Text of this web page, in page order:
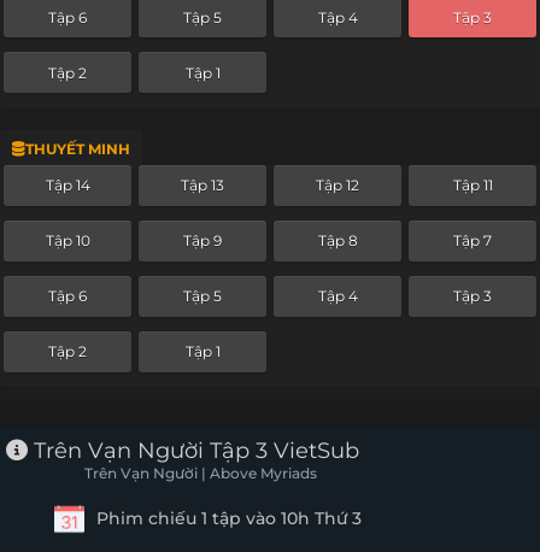
Tập 6 Tập 5 Tập 4 Tập 3
Tập 2 Tập 1
THUYẾT MINH
Tập 14 Tập 13 Tập 12 Tập 11
Tập 10 Tập 9 Tập 8 Tập 7
Tập 6 Tập 5 Tập 4 Tập 3
Tập 2 Tập 1
Trên Vạn Người Tập 3 VietSub
Trên Vạn Người | Above Myriads
Phim chiếu 1 tập vào 10h Thứ 3